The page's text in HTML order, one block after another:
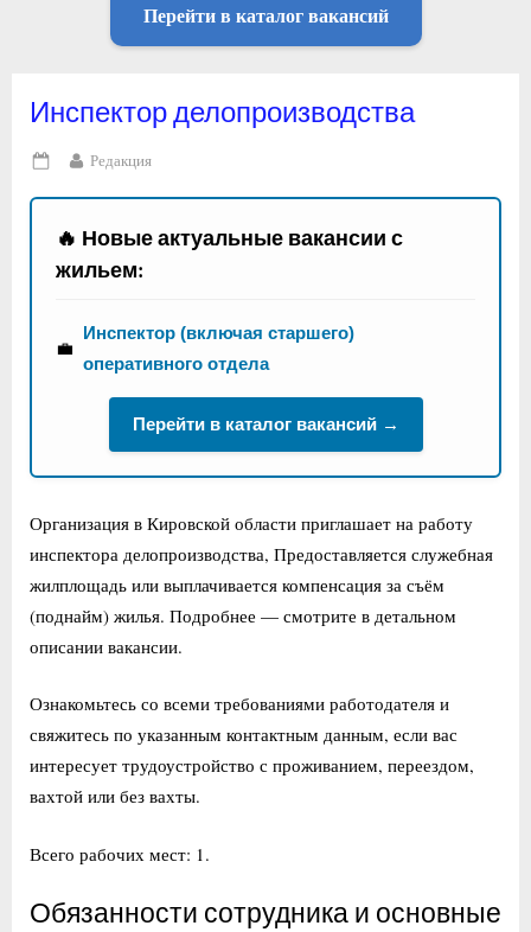
Перейти в каталог вакансий
Инспектор делопроизводства
Posted
on
By
Редакция
🔥 Новые актуальные вакансии с
жильем:
💼
Инспектор (включая старшего)
оперативного отдела
Перейти в каталог вакансий →
Организация в Кировской области приглашает на работу
инспектора делопроизводства, Предоставляется служебная
жилплощадь или выплачивается компенсация за съём
(поднайм) жилья. Подробнее — смотрите в детальном
описании вакансии.
Ознакомьтесь со всеми требованиями работодателя и
свяжитесь по указанным контактным данным, если вас
интересует трудоустройство с проживанием, переездом,
вахтой или без вахты.
Всего рабочих мест: 1.
Обязанности сотрудника и основные